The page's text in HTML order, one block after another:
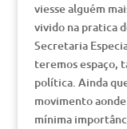
viesse alguém
vivido na pratica
Secretaria
teremos espaço,
política. Ainda
movimento
mínima